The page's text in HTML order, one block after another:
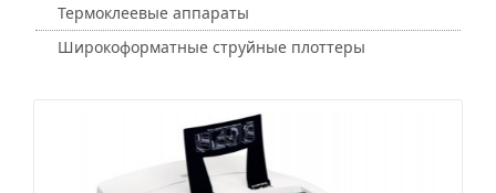
Термоклеевые аппараты
Широкоформатные струйные плоттеры